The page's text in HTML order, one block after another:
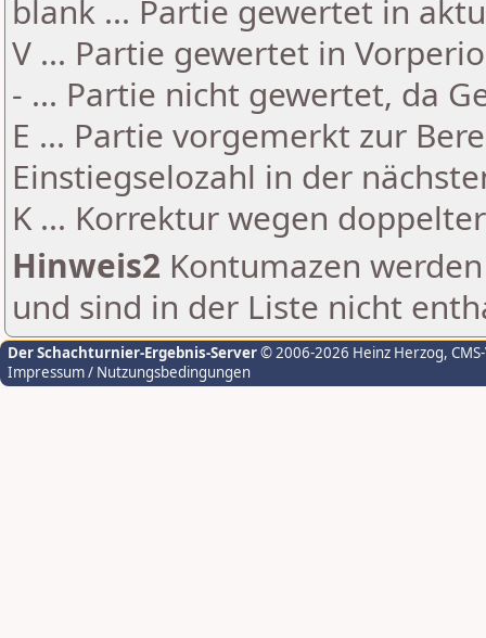
blank ... Partie gewertet in
V ... Partie gewertet in
- ... Partie nicht gewertet, da
E ... Partie vorgemerkt zur
Einstiegselozahl in der
K ... Korrektur wegen
Hinweis2 Kontumazen
und sind in der Liste nicht
Der Schachturnier-Ergebnis-Server© 2006-2026 Heinz Herzog,
Impressum / Nutzungsbedingungen